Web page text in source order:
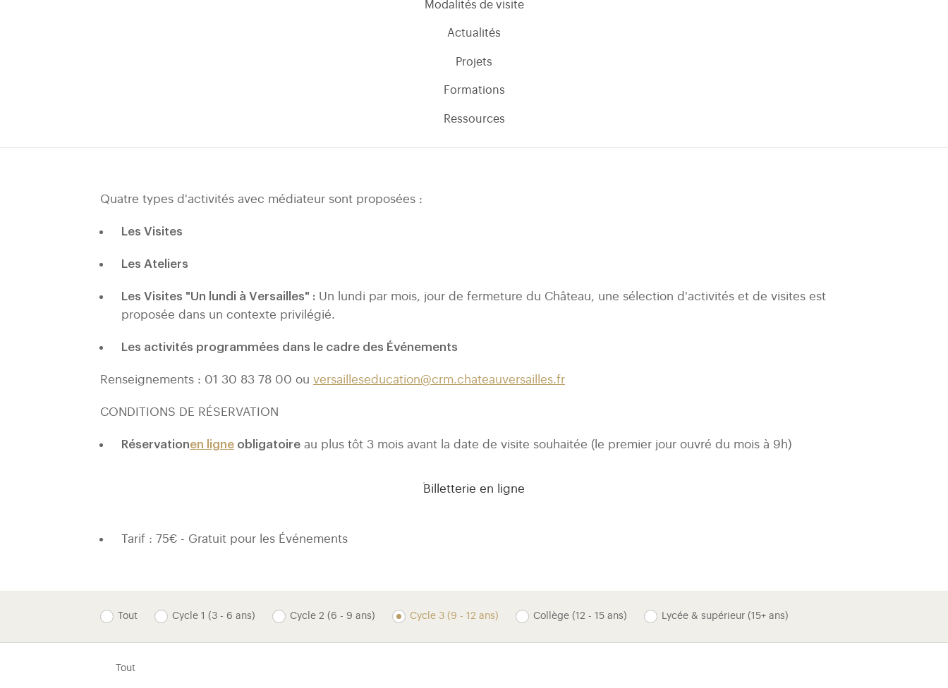
Modalités de visite
Actualités
Projets
Formations
Ressources
Quatre types d'activités avec médiateur sont proposées :
Les Visites
Les Ateliers
Les Visites "Un lundi à Versailles" : Un lundi par mois, jour de fermeture du Château, une sélection d'activités et de visites est
proposée dans un contexte privilégié.
Les activités programmées dans le cadre des Événements
Renseignements : 01 30 83 78 00 ou versailleseducation@crm.chateauversailles.fr
CONDITIONS DE RÉSERVATION
Réservationen ligne obligatoire au plus tôt 3 mois avant la date de visite souhaitée (le premier jour ouvré du mois à 9h)
Billetterie en ligne
Tarif : 75€ - Gratuit pour les Événements
Tout Cycle 1 (3 - 6 ans) Cycle 2 (6 - 9 ans) Cycle 3 (9 - 12 ans) Collège (12 - 15 ans) Lycée & supérieur (15+ ans)
Tout